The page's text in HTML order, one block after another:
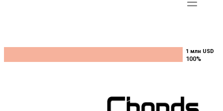
1 млн USD
100%
1 млн USD
100%